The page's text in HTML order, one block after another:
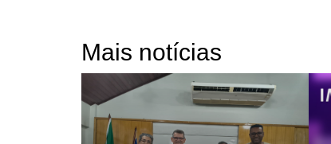
Mais notícias